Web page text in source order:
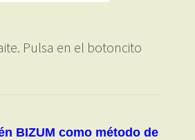
Pulsa en el botoncito
BIZUM como método de